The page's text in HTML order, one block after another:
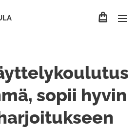
sopii hyvin